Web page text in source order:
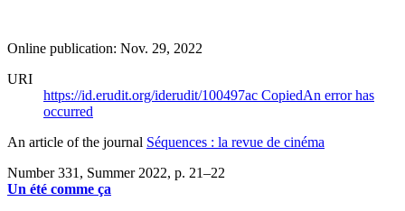
Online publication: Nov. 29, 2022
URI
https://id.erudit.org/iderudit/100497ac CopiedAn error has
occurred
An article of the journal Séquences : la revue de cinéma
Number 331, Summer 2022, p. 21–22
Un été comme ça